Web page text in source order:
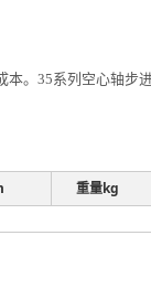
。35系列空心轴步
重量kg